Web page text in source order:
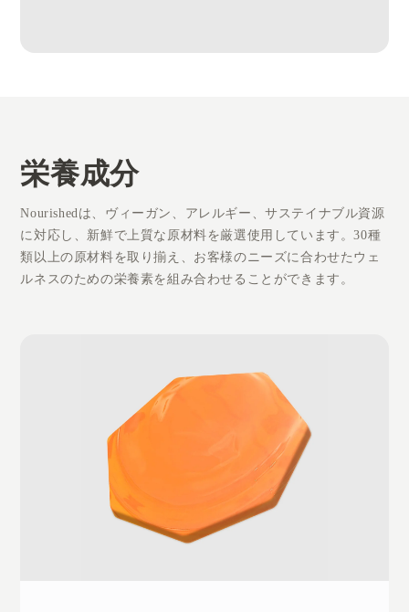
栄養成分
Nourishedは、ヴィーガン、アレルギー、サステイナブル資源
に対応し、新鮮で上質な原材料を厳選使用しています。30種
類以上の原材料を取り揃え、お客様のニーズに合わせたウェ
ルネスのための栄養素を組み合わせることができます。